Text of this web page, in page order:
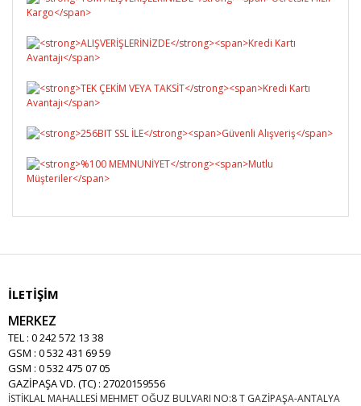
İLETİŞİM
MERKEZ
TEL : 0 242 572 13 38
GSM : 0 532 431 69 59
GSM : 0 532 475 07 05
GAZİPAŞA VD. (TC) : 27020159556
İSTİKLAL MAHALLESİ MEHMET OĞUZ BULVARI NO:8 T GAZİPAŞA-ANTALYA